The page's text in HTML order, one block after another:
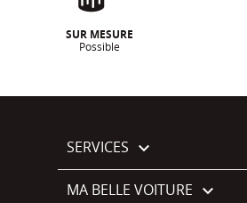
SUR MESURE
Possible
SERVICES 
MA BELLE VOITURE 